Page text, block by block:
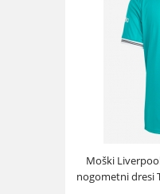
Moški
nogometni dresi